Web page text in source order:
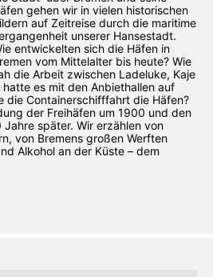
gehen wir in vielen historischen
auf Zeitreise durch die maritime
unserer Hansestadt.
entwickelten sich die Häfen in
vom Mittelalter bis heute? Wie
die Arbeit zwischen Ladeluke, Kaje
hatte es mit den Anbiethallen auf
die Containerschifffahrt die Häfen?
der Freihäfen um 1900 und den
später. Wir erzählen von
von Bremens großen Werften
Alkohol an der Küste – dem